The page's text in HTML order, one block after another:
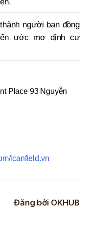
người bạn đồng
ước mơ định cư
Place 93 Nguyễn
icanfield.vn
Đăng bởi OKHUB